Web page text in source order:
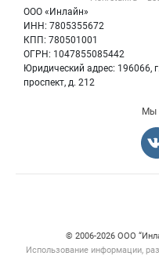
ООО «Инлайн»
ИНН: 7805355672
КПП: 780501001
ОГРН: 1047855085442
Юридический адрес: 196066,
проспект, д. 212
Мы
© 2006‑2026 ООО
Использование информации,